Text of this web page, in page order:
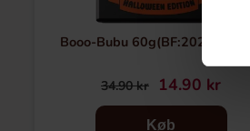
Booo-Bubu 60g(BF:2026-09-
34.90 kr 14.90 kr
Køb